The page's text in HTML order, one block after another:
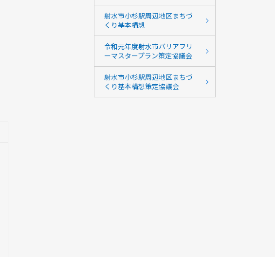
射水市小杉駅周辺地区まちづ
くり基本構想
令和元年度射水市バリアフリ
ーマスタープラン策定協議会
射水市小杉駅周辺地区まちづ
くり基本構想策定協議会